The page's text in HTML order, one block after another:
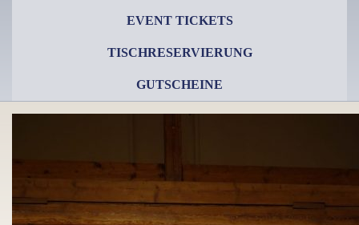
EVENT TICKETS
TISCHRESERVIERUNG
GUTSCHEINE